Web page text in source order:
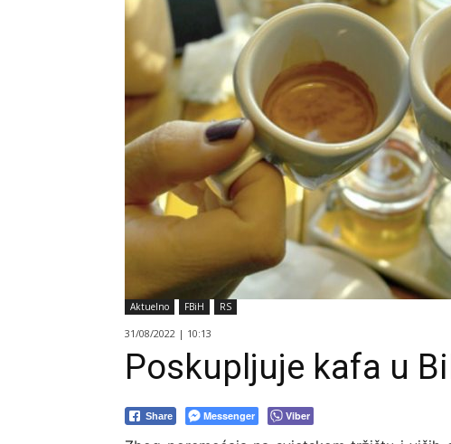
Aktuelno FBiH RS
31/08/2022 | 10:13
Poskupljuje kafa u
Share Messenger Viber